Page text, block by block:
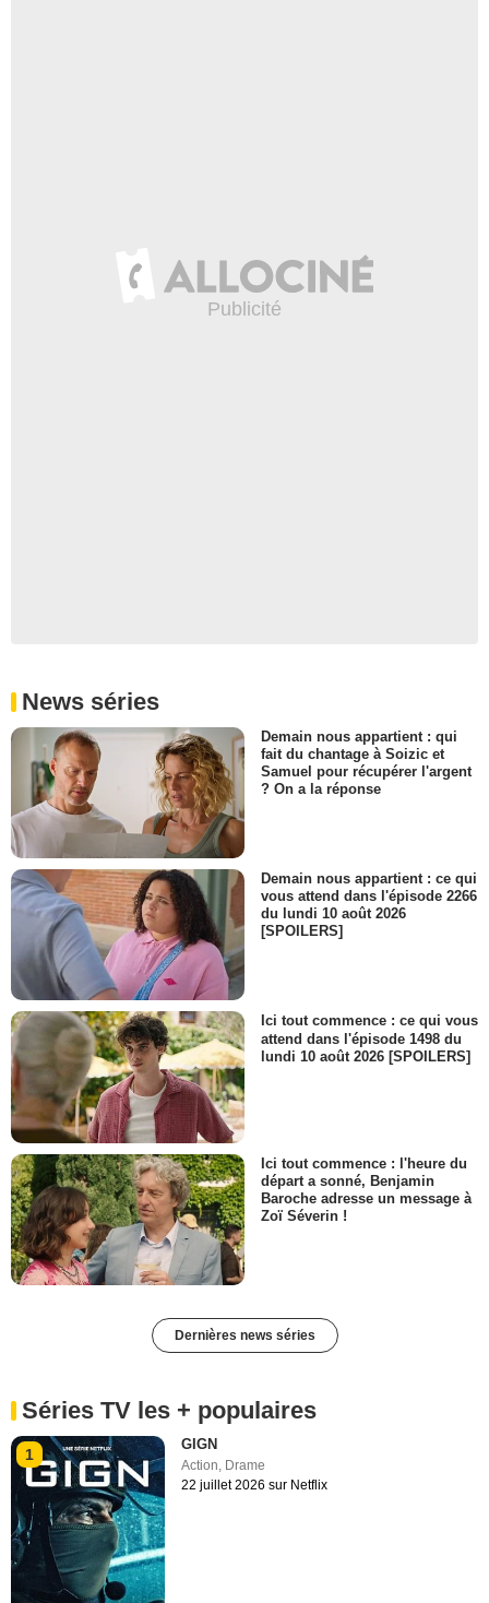
News séries
Demain nous appartient : qui
fait du chantage à Soizic et
Samuel pour récupérer l'argent
? On a la réponse
Demain nous appartient : ce qui
vous attend dans l'épisode 2266
du lundi 10 août 2026
[SPOILERS]
Ici tout commence : ce qui vous
attend dans l'épisode 1498 du
lundi 10 août 2026 [SPOILERS]
Ici tout commence : l'heure du
départ a sonné, Benjamin
Baroche adresse un message à
Zoï Séverin !
Dernières news séries
Séries TV les + populaires
1
GIGN
Action, Drame
22 juillet 2026 sur Netflix